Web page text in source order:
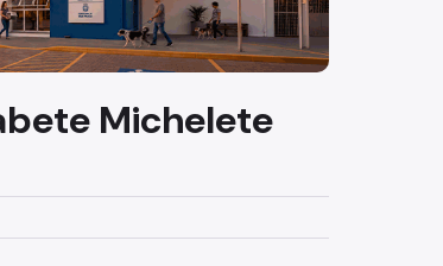
Michelete